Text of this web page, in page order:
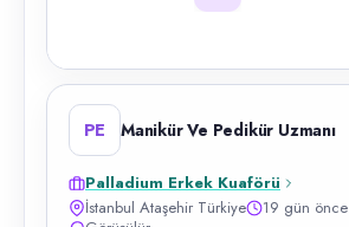
PE Manikür Ve Pedikür Uzmanı
Palladium Erkek Kuaförü
İstanbul Ataşehir Türkiye
19 gün önce